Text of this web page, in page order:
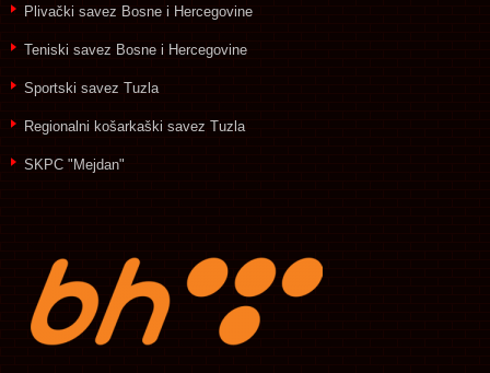
Plivački savez Bosne i Hercegovine
Teniski savez Bosne i Hercegovine
Sportski savez Tuzla
Regionalni košarkaški savez Tuzla
SKPC "Mejdan"